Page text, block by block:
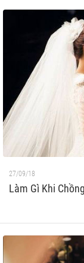
27/09/18
Làm Gì Khi